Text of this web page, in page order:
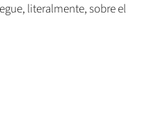
literalmente, sobre el